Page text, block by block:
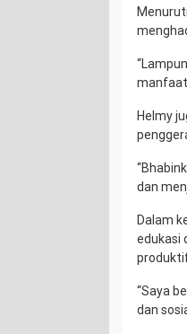
Helmy
dan
Dalam
edukasi
“Saya
dan